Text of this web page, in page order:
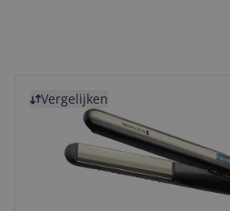
Vergelijken